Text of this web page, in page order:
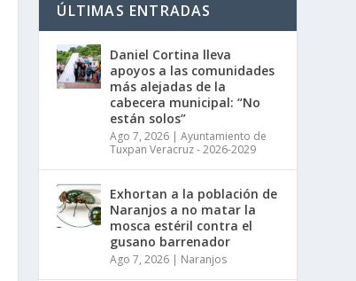
ÚLTIMAS ENTRADAS
Daniel Cortina lleva
apoyos a las comunidades
más alejadas de la
cabecera municipal: “No
están solos”
Ago 7, 2026 |Ayuntamiento de
Tuxpan Veracruz - 2026-2029
Exhortan a la población de
Naranjos a no matar la
mosca estéril contra el
gusano barrenador
Ago 7, 2026 | Naranjos